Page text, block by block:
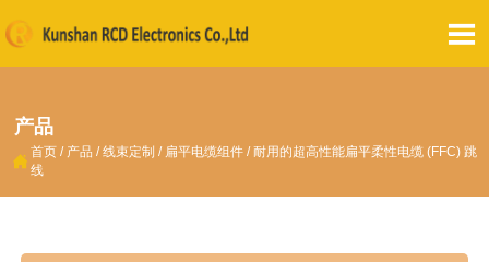

产品
 首页 / 产品 /线束定制 / 扁平电缆组件 /耐用的超高性能扁平柔性电缆 (FFC) 跳
线